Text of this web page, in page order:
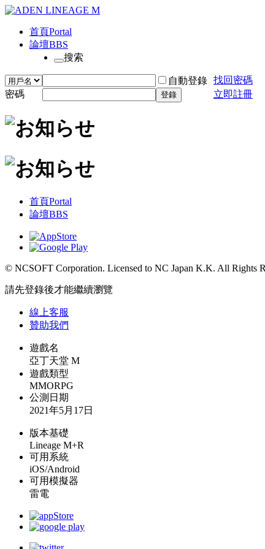
首頁Portal
論壇BBS
搜索
自動登錄 找回密碼
密碼
登錄 立即註冊
首頁Portal
論壇BBS
© NCSOFT Corporation. Licensed to NC Japan K.K. All Rights
請先登錄後才能繼續瀏覽
線上客服
贊助我們
遊戲名
亞丁天堂 M
遊戲類型
MMORPG
公測日期
2021年5月17日
版本基礎
Lineage M+R
可用系統
iOS/Android
可用模擬器
雷電